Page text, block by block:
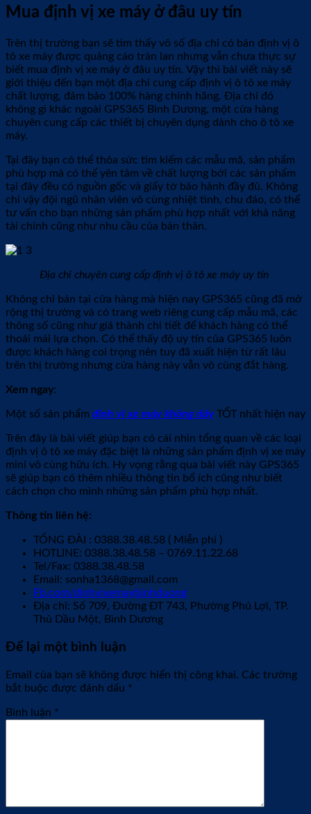
Mua định vị xe máy ở đâu uy tín
Trên thị trường bạn sẽ tìm thấy vô số địa chỉ có bán định vị ô
tô xe máy được quảng cáo tràn lan nhưng vẫn chưa thực sự
biết mua định vị xe máy ở đâu uy tín. Vậy thì bài viết này sẽ
giới thiệu đến bạn một địa chỉ cung cấp định vị ô tô xe máy
chất lượng, đảm bảo 100% hàng chính hãng. Địa chỉ đó
không gì khác ngoài GPS365 Bình Dương, một cửa hàng
chuyên cung cấp các thiết bị chuyên dụng dành cho ô tô xe
máy.
Tại đây bạn có thể thỏa sức tìm kiếm các mẫu mã, sản phẩm
phù hợp mà có thể yên tâm về chất lượng bởi các sản phẩm
tại đây đều có nguồn gốc và giấy tờ bảo hành đầy đủ. Không
chỉ vậy đội ngũ nhân viên vô cùng nhiệt tình, chu đáo, có thể
tư vấn cho bạn những sản phẩm phù hợp nhất với khả năng
tài chính cũng như nhu cầu của bản thân.
Địa chỉ chuyên cung cấp định vị ô tô xe máy uy tín
Không chỉ bán tại cửa hàng mà hiện nay GPS365 cũng đã mở
rộng thị trường và có trang web riêng cung cấp mẫu mã, các
thông số cũng như giá thành chi tiết để khách hàng có thể
thoải mái lựa chọn. Có thể thấy độ uy tín của GPS365 luôn
được khách hàng coi trọng nên tuy đã xuất hiện từ rất lâu
trên thị trường nhưng cửa hàng này vẫn vô cùng đắt hàng.
Xem ngay:
Một số sản phẩm định vị xe máy không dây TỐT nhất hiện nay
Trên đây là bài viết giúp bạn có cái nhìn tổng quan về các loại
định vị ô tô xe máy đặc biệt là những sản phẩm định vị xe máy
mini vô cùng hữu ích. Hy vọng rằng qua bài viết này GPS365
sẽ giúp bạn có thêm nhiều thông tin bổ ích cũng như biết
cách chọn cho mình những sản phẩm phù hợp nhất.
Thông tin liên hệ:
TỔNG ĐÀI : 0388.38.48.58 ( Miễn phí )
HOTLINE: 0388.38.48.58 – 0769.11.22.68
Tel/Fax: 0388.38.48.58
Email: sonha1368@gmail.com
Fb.com/dinhvixemaybinhduong
Địa chỉ: Số 709, Đường ĐT 743, Phường Phú Lợi, TP.
Thủ Dầu Một, Bình Dương
Để lại một bình luận
Email của bạn sẽ không được hiển thị công khai. Các trường
bắt buộc được đánh dấu *
Bình luận *